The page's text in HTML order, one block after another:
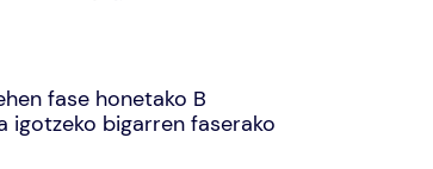
fase honetako B
igotzeko bigarren faserako